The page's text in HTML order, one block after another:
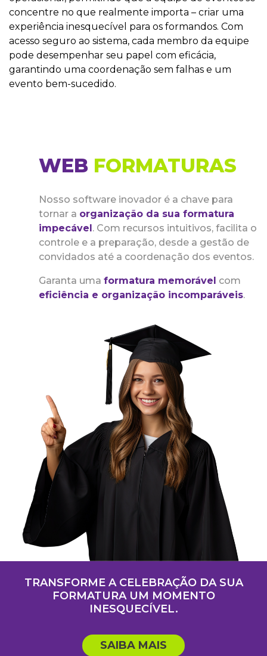
concentre no que realmente importa – criar uma
experiência inesquecível para os formandos. Com
acesso seguro ao sistema, cada membro da equipe
pode desempenhar seu papel com eficácia,
garantindo uma coordenação sem falhas e um
evento bem-sucedido.
WEB FORMATURAS
Nosso software inovador é a chave para
tornar a organização da sua formatura
impecável. Com recursos intuitivos, facilita o
controle e a preparação, desde a gestão de
convidados até a coordenação dos eventos.
Garanta umaformatura memorável com
eficiência e organização incomparáveis.
TRANSFORME A CELEBRAÇÃO DA SUA
FORMATURA UM MOMENTO
INESQUECÍVEL.
SAIBA MAIS